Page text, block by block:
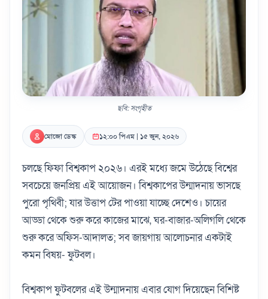
ছবি: সংগৃহীত
মোজো ডেস্ক ১২:০০ পিএম | ১৫ জুন, ২০২৬
চলছে ফিফা বিশ্বকাপ ২০২৬। এরই মধ্যে জমে উঠেছে বিশ্বের
সবচেয়ে জনপ্রিয় এই আয়োজন। বিশ্বকাপের উন্মাদনায় ভাসছে
পুরো পৃথিবী; যার উত্তাপ টের পাওয়া যাচ্ছে দেশেও। চায়ের
আড্ডা থেকে শুরু করে কাজের মাঝে, ঘর-বাজার-অলিগলি থেকে
শুরু করে অফিস-আদালত; সব জায়গায় আলোচনার একটাই
কমন বিষয়- ফুটবল।
বিশ্বকাপ ফুটবলের এই উন্মাদনায় এবার যোগ দিয়েছেন বিশিষ্ট